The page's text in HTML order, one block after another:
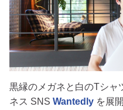
黒縁のメガネと白のTシャ
ネス SNS Wantedly を展